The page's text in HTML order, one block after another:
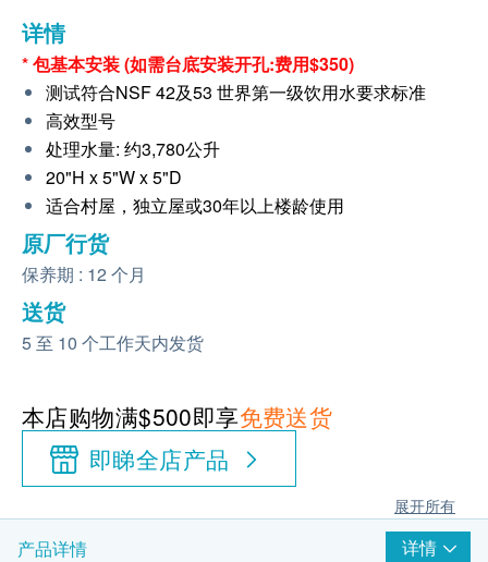
详情
* 包基本安装 (如需台底安装开孔:费用$350)
测试符合NSF 42及53 世界第一级饮用水要求标准
高效型号
处理水量: 约3,780公升
20"H x 5"W x 5"D
适合村屋，独立屋或30年以上楼龄使用
原厂行货
保养期 : 12 个月
送货
5 至 10 个工作天内发货
本店购物满$500即享免费送货
即睇全店产品
展开所有
产品详情 详情